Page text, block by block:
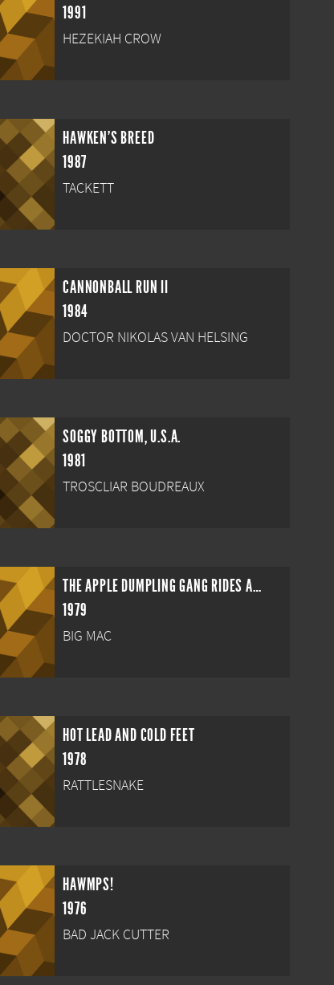
1991
HEZEKIAH CROW
HAWKEN'S BREED
1987
TACKETT
CANNONBALL RUN II
1984
DOCTOR NIKOLAS VAN HELSING
SOGGY BOTTOM, U.S.A.
1981
TROSCLIAR BOUDREAUX
THE APPLE DUMPLING GANG RIDES AGAIN
1979
BIG MAC
HOT LEAD AND COLD FEET
1978
RATTLESNAKE
HAWMPS!
1976
BAD JACK CUTTER